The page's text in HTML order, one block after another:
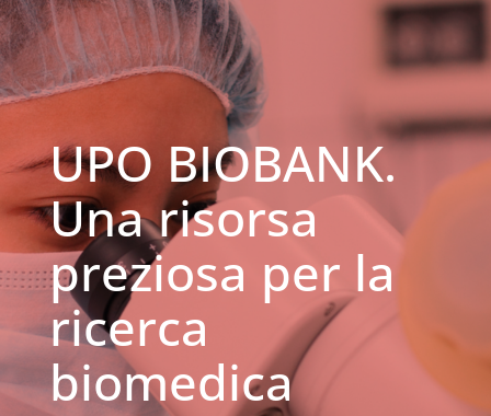
UPO BIOBANK.
Una risorsa
preziosa per la
ricerca
biomedica